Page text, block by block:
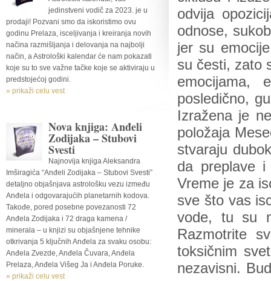
jedinstveni vodič za 2023. je u
prodaji! Pozvani smo da iskoristimo ovu
godinu Prelaza, isceljivanja i kreiranja novih
načina razmišljanja i delovanja na najbolji
način, a Astrološki kalendar će nam pokazati
koje su to sve važne tačke koje se aktiviraju u
predstojećoj godini.
» prikaži celu vest
Nova knjiga: Anđeli
Zodijaka – Stubovi
Svesti
Najnovija knjiga Aleksandra
Imširagića “Anđeli Zodijaka – Stubovi Svesti”
detaljno objašnjava astrološku vezu između
Anđela i odgovarajućih planetarnih kodova.
Takođe, pored posebne povezanosti 72
Anđela Zodijaka i 72 draga kamena /
minerala – u knjizi su objašnjene tehnike
otkrivanja 5 ključnih Anđela za svaku osobu:
Anđela Zvezde, Anđela Čuvara, Anđela
Prelaza, Anđela Višeg Ja i Anđela Poruke.
» prikaži celu vest
odvija
odnose,
jer su
su česti, zato
emocijama,
posledično,
Izražena je
položaja
stvaraju
da preplave i
Vreme je za
sve što vas
vode, tu su
Razmotrite
toksičnim
nezavisni.